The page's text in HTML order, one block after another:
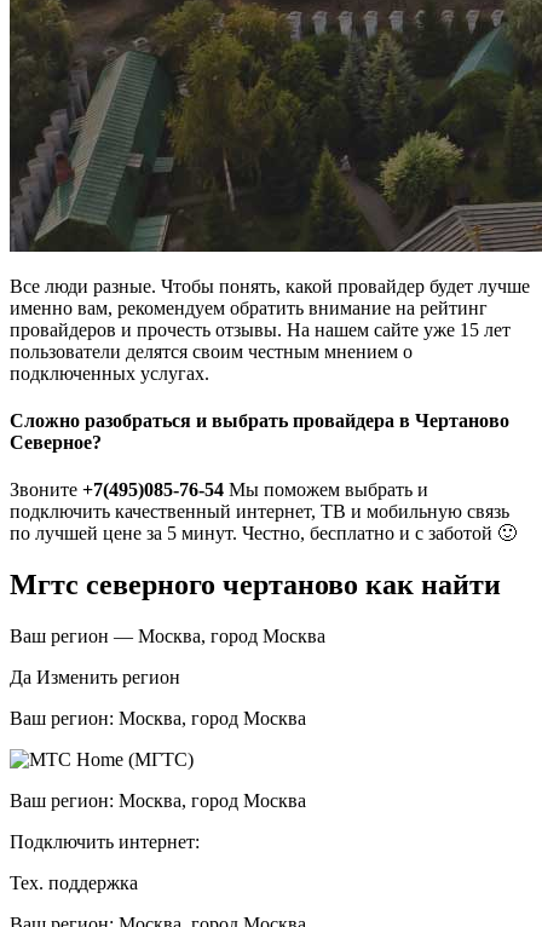
Все люди разные. Чтобы понять, какой провайдер будет лучше
именно вам, рекомендуем обратить внимание на рейтинг
провайдеров и прочесть отзывы. На нашем сайте уже 15 лет
пользователи делятся своим честным мнением о
подключенных услугах.
Сложно разобраться и выбрать провайдера в Чертаново
Северное?
Звоните +7(495)085-76-54 Мы поможем выбрать и
подключить качественный интернет, ТВ и мобильную связь
по лучшей цене за 5 минут. Честно, бесплатно и с заботой 🙂
Мгтс северного чертаново как найти
Ваш регион — Москва, город Москва
Да Изменить регион
Ваш регион: Москва, город Москва
Ваш регион: Москва, город Москва
Подключить интернет:
Тех. поддержка